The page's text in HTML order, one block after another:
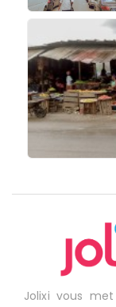
Jolixi vous